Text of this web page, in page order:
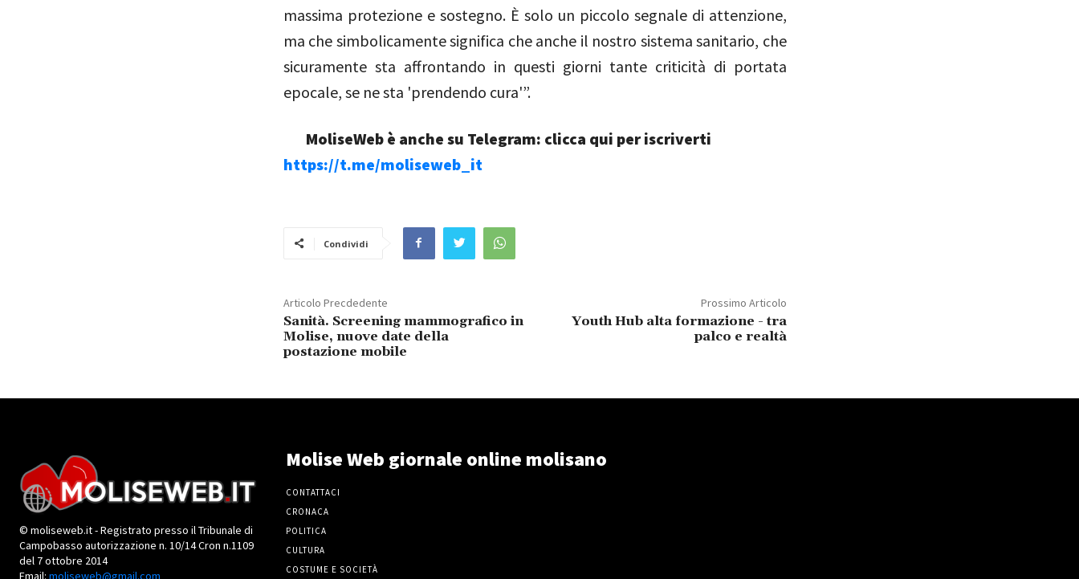
massima protezione e sostegno. È solo un piccolo segnale di attenzione,
ma che simbolicamente significa che anche il nostro sistema sanitario, che
sicuramente sta affrontando in questi giorni tante criticità di portata
epocale, se ne sta 'prendendo cura'”.
MoliseWeb è anche su Telegram: clicca qui per iscriverti
https://t.me/moliseweb_it
Condividi
Articolo Precdedente
Sanità. Screening mammografico in
Molise, nuove date della
postazione mobile
Prossimo Articolo
Youth Hub alta formazione - tra
palco e realtà
© moliseweb.it - Registrato presso il Tribunale di
Campobasso autorizzazione n. 10/14 Cron n.1109
del 7 ottobre 2014
Email: moliseweb@gmail.com
Molise Web giornale online molisano
CONTATTACI
CRONACA
POLITICA
CULTURA
COSTUME E SOCIETÀ